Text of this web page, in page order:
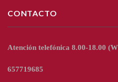
CONTACTO
Atención telefónica 8.00-18.00
657719685